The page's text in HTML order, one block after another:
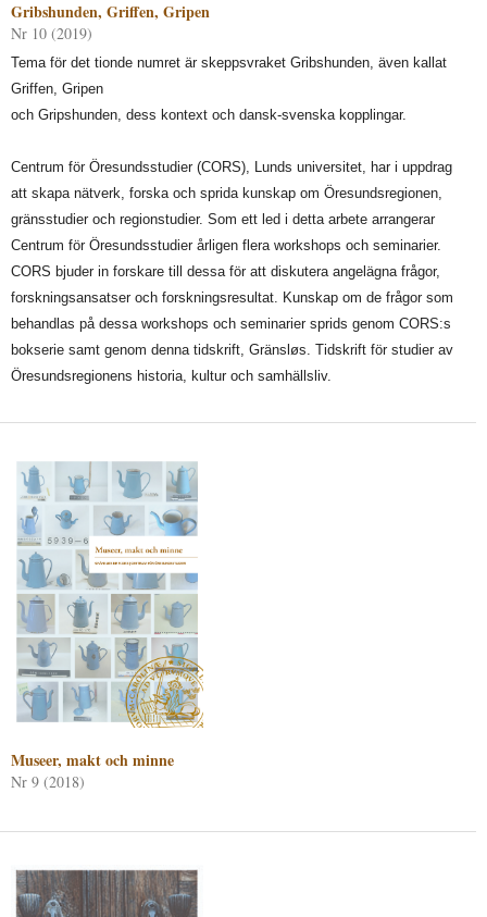
Gribshunden, Griffen, Gripen
Nr 10 (2019)
Tema för det tionde numret är skeppsvraket Gribshunden, även kallat
Griffen, Gripen
och Gripshunden, dess kontext och dansk-svenska kopplingar.
Centrum för Öresundsstudier (CORS), Lunds universitet, har i uppdrag
att skapa nätverk, forska och sprida kunskap om Öresundsregionen,
gränsstudier och regionstudier. Som ett led i detta arbete arrangerar
Centrum för Öresundsstudier årligen flera workshops och seminarier.
CORS bjuder in forskare till dessa för att diskutera angelägna frågor,
forskningsansatser och forskningsresultat. Kunskap om de frågor som
behandlas på dessa workshops och seminarier sprids genom CORS:s
bokserie samt genom denna tidskrift, Gränsløs. Tidskrift för studier av
Öresundsregionens historia, kultur och samhällsliv.
Museer, makt och minne
Nr 9 (2018)